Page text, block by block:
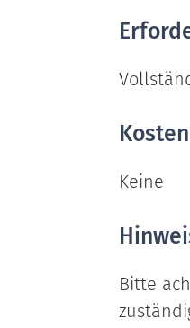
Kosten
Keine
Bitte